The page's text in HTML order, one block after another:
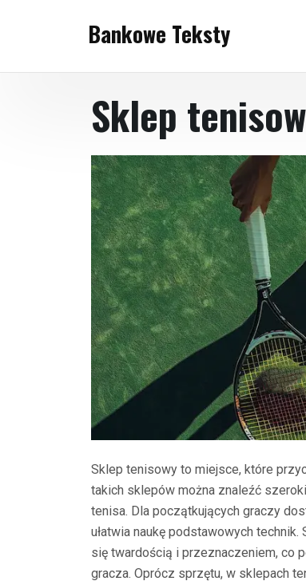
Bankowe Teksty
Sklep
Sklep tenisowy to miejsce, które
takich sklepów można znaleźć
tenisa. Dla początkujących graczy
ułatwia naukę podstawowych
się twardością i przeznaczeniem, co
gracza. Oprócz sprzętu, w sklepach